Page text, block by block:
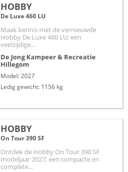
HOBBY
De Luxe 460 LU
Maak kennis met de vernieuwde
Hobby De Luxe 460 LU; een
veelzijdige...
De Jong Kampeer & Recreatie
Hillegom
Model: 2027
Ledig gewicht: 1156 kg
HOBBY
On Tour 390 SF
Ontdek de Hobby On Tour 390 SF
modeljaar 2027; een compacte en
complete...